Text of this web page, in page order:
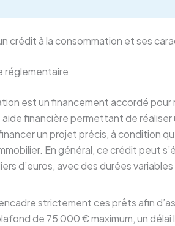
crédit à la consommation et ses
réglementaire
est un financement accordé
aide financière permettant de
un projet précis, à condition
En général, ce crédit peut
d’euros, avec des durées
strictement ces prêts afin
de 75 000 € maximum, un